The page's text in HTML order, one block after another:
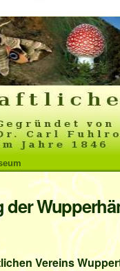
Vereins